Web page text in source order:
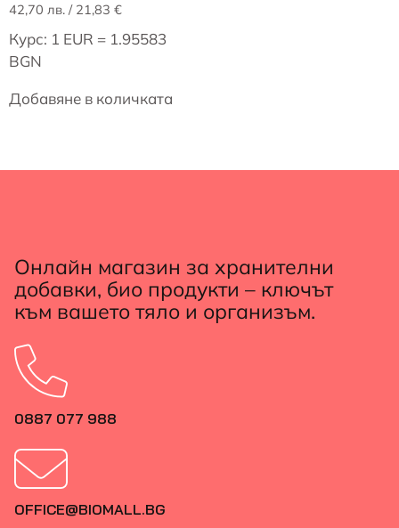
42,70 лв. / 21,83 €
Курс: 1 EUR = 1.95583
BGN
Добавяне в количката
Онлайн магазин за хранителни
добавки, био продукти – ключът
към вашето тяло и организъм.
0887 077 988
OFFICE@BIOMALL.BG